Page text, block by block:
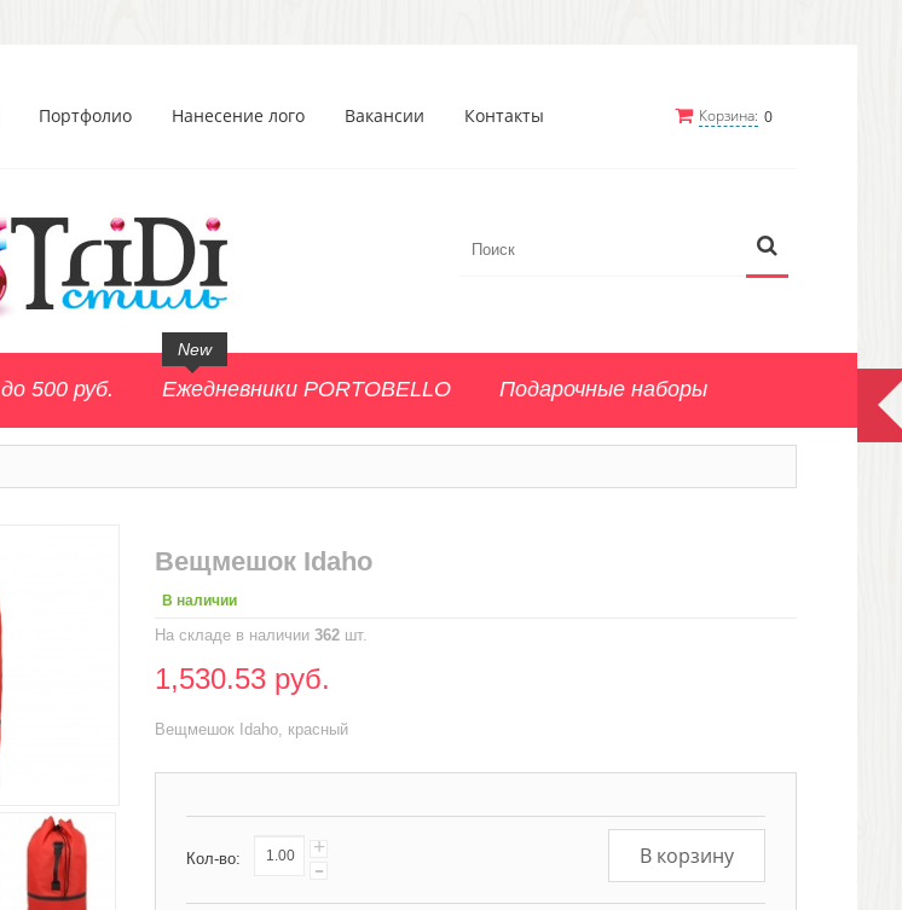
Корзина: 0
Портфолио Нанесение лого Вакансии Контакты
до 500 руб. Ежедневники PORTOBELLO
New
Подарочные наборы
Вещмешок Idaho
В наличии
На складе в наличии362 шт.
1,530.53 руб.
Вещмешок Idaho, красный
Кол-во: +
- В корзину